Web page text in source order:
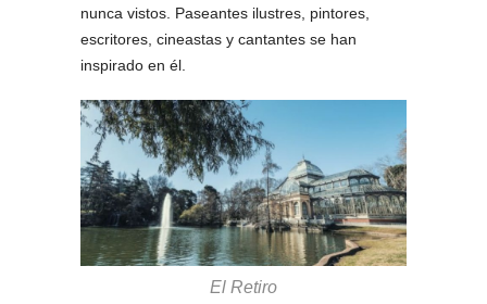
nunca vistos. Paseantes ilustres, pintores,
escritores, cineastas y cantantes se han
inspirado en él.
El Retiro